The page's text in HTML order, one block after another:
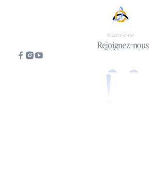
© 2026 CRAV
Rejoignez-
Tous
!